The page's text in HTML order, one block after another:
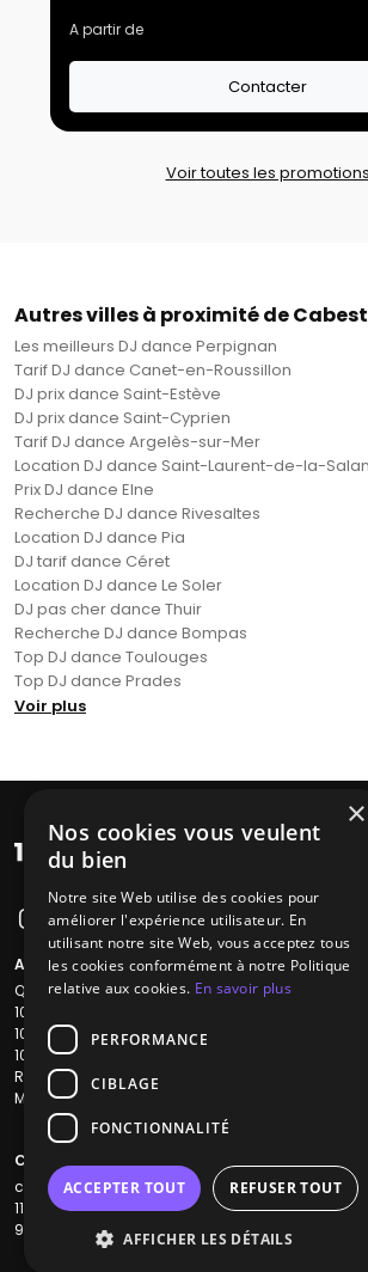
A partir de
Contacter
Voir toutes les promotions
Autres villes à proximité de
Les meilleurs DJ dance Perpignan
Tarif DJ dance Canet-en-Roussillon
DJ prix dance Saint-Estève
DJ prix dance Saint-Cyprien
Tarif DJ dance Argelès-sur-Mer
Location DJ dance Saint-Laurent-de-la-
Prix DJ dance Elne
Recherche DJ dance Rivesaltes
Location DJ dance Pia
DJ tarif dance Céret
Location DJ dance Le Soler
DJ pas cher dance Thuir
Recherche DJ dance Bompas
Top DJ dance Toulouges
Top DJ dance Prades
Voir plus
A propos
Qui sommes-nous ?
1001Salles
1001Salles PRO
1001Traiteurs
Reserverunbar
MP2
Liens utiles
Recherche
Nous
Mentions
Contacts
contact@1001dj.com
11 Rue Maurice Grandcoing
94200 Ivry-sur-Seine
×
Nos cookies vous veulent
du bien
Notre site Web utilise des cookies pour
améliorer l'expérience utilisateur. En
utilisant notre site Web, vous acceptez tous
les cookies conformément à notre Politique
relative aux cookies. En savoir plus
PERFORMANCE
CIBLAGE
FONCTIONNALITÉ
ACCEPTER TOUT REFUSER TOUT
AFFICHER LES DÉTAILS